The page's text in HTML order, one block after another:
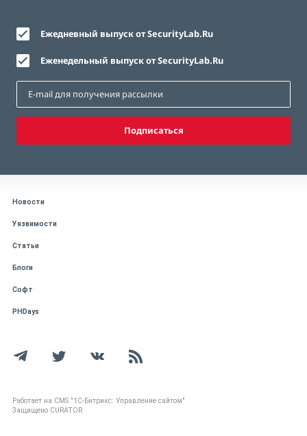
Ежедневный выпуск от SecurityLab.Ru
Еженедельный выпуск от SecurityLab.Ru
Подписаться
Новости
Уязвимости
Статьи
Блоги
Софт
PHDays
Работает на CMS "1С-Битрикс: Управление сайтом"
Защищено CURATOR